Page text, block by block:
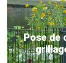
Pose de